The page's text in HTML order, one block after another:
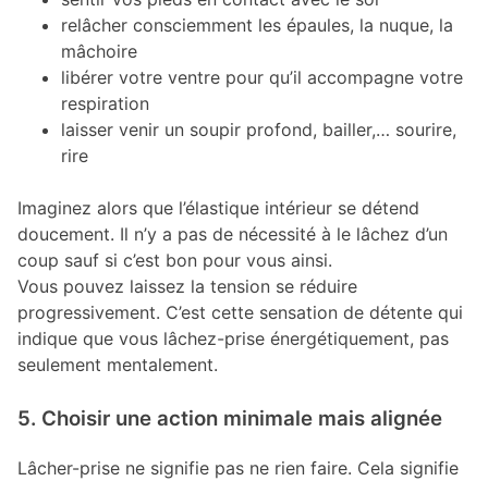
relâcher consciemment les épaules, la nuque, la
mâchoire
libérer votre ventre pour qu’il accompagne votre
respiration
laisser venir un soupir profond, bailler,… sourire,
rire
Imaginez alors que l’élastique intérieur se détend
doucement. Il n’y a pas de nécessité à le lâchez d’un
coup sauf si c’est bon pour vous ainsi.
Vous pouvez laissez la tension se réduire
progressivement. C’est cette sensation de détente qui
indique que vous lâchez-prise énergétiquement, pas
seulement mentalement.
5. Choisir une action minimale mais alignée
Lâcher-prise ne signifie pas ne rien faire. Cela signifie